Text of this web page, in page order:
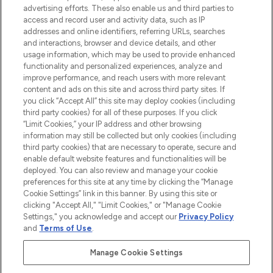
l’application, avec la livraison offerte dès
55€ d'achat.
Consentement aux cookies
Do Not Sell or Share My Personal
Information
AIDE ET INFORMATIONS
INFORMATIONS GÉNÉRALES
À PROPOS DE LOOKFANTASTIC
Payer en toute sécurité avec
advertising efforts. These also enable us and third parties to
access and record user and activity data, such as IP
addresses and online identifiers, referring URLs, searches
and interactions, browser and device details, and other
usage information, which may be used to provide enhanced
functionality and personalized experiences, analyze and
improve performance, and reach users with more relevant
content and ads on this site and across third party sites. If
you click “Accept All” this site may deploy cookies (including
third party cookies) for all of these purposes. If you click
“Limit Cookies,” your IP address and other browsing
information may still be collected but only cookies (including
third party cookies) that are necessary to operate, secure and
enable default website features and functionalities will be
deployed. You can also review and manage your cookie
preferences for this site at any time by clicking the “Manage
Cookie Settings” link in this banner. By using this site or
clicking "Accept All," "Limit Cookies," or "Manage Cookie
Settings," you acknowledge and accept our Privacy Policy
and Terms of Use.
Manage Cookie Settings